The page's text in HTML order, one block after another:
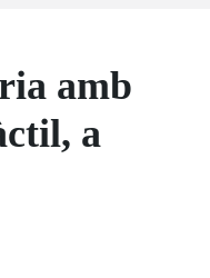
amb
a